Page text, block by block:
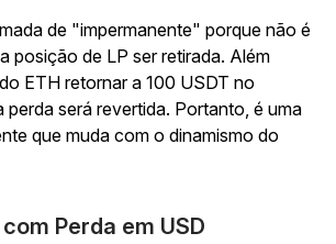
de "impermanente" porque não é
posição de LP ser retirada. Além
ETH retornar a 100 USDT no
perda será revertida. Portanto, é uma
que muda com o dinamismo do
Perda em USD